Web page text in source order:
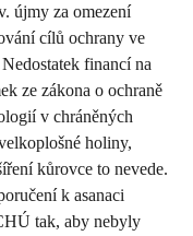
újmy za omezení
cílů ochrany ve
financí na
ze zákona o ochraně
v chráněných
holiny,
kůrovce to nevede.
k asanaci
tak, aby nebyly